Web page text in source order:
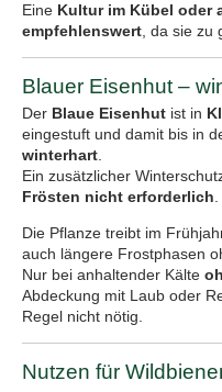
Eine Kultur im Kübel oder
empfehlenswert , da sie
Blauer Eisenhut –
Der Blaue Eisenhut ist in
eingestuft und damit bis in
winterhart
Ein zusätzlicher
Frösten nicht erforderlich
Die Pflanze treibt im
auch längere Frostphasen
Nur bei anhaltender Kälte
Abdeckung mit Laub oder
Regel nicht nötig.
Nutzen für